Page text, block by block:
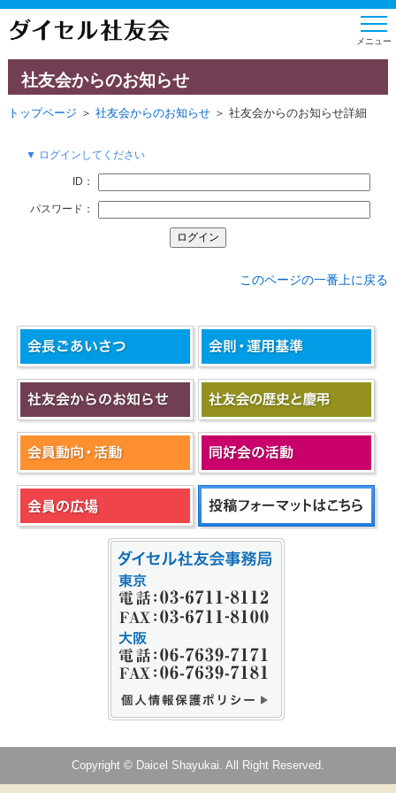
社友会からのお知らせ
トップページ ＞ 社友会からのお知らせ＞ 社友会からのお知らせ詳細
▼ ログインしてください
ID：
パスワード：
このページの一番上に戻る
Copyright © Daicel Shayukai. All Right Reserved.